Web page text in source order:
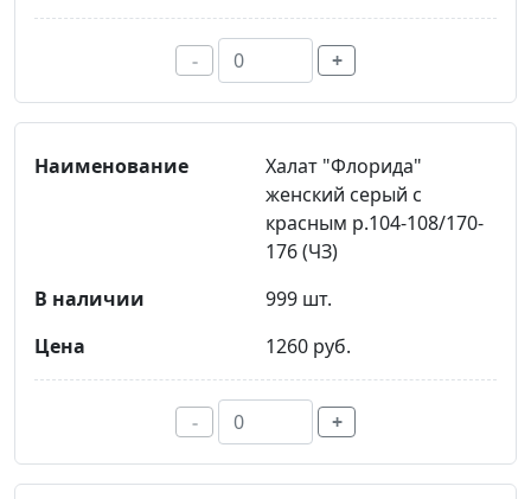
- +
Халат "Флорида"
женский серый с
красным р.104-108/170-
176 (ЧЗ)
999 шт.
1260 руб.
- +